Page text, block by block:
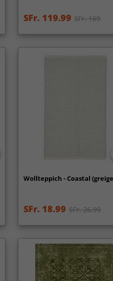
SFr. 119.99 SFr. 169
Wollteppich - Coastal
SFr. 18.99 SFr. 26.99